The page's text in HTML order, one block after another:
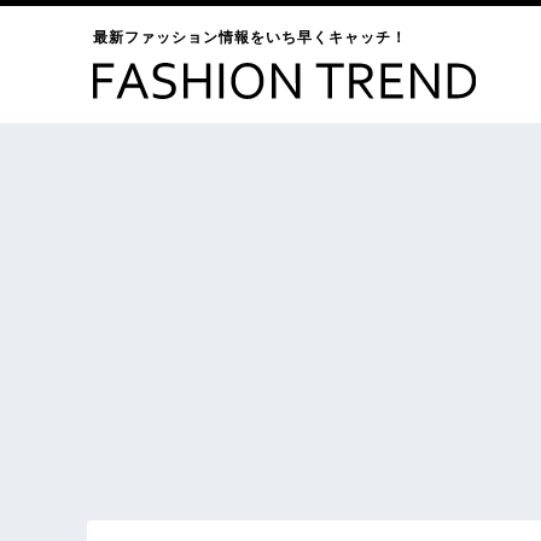
最新ファッション情報をいち早くキャッチ！